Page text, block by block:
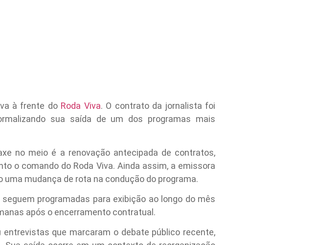
à frente do Roda Viva. O contrato da jornalista foi
sua saída de um dos programas mais
no meio é a renovação antecipada de contratos,
o comando do Roda Viva. Ainda assim, a emissora
mudança de rota na condução do programa.
programadas para exibição ao longo do mês
após o encerramento contratual.
que marcaram o debate público recente,